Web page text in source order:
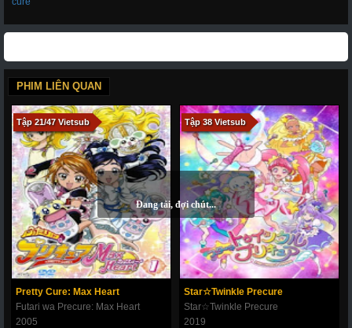
PHIM LIÊN QUAN
Tập 21/47 Vietsub
Pretty Cure: Max Heart
Futari wa Precure: Max Heart
2005
Tập 38 Vietsub
Star☆Twinkle Precure
Star☆Twinkle Precure
2019